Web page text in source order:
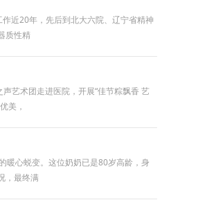
近20年，先后到北大六院、辽宁省精神
质性精
艺术团走进医院，开展“佳节粽飘香 艺
美，
暖心蜕变。这位奶奶已是80岁高龄，身
，最终满